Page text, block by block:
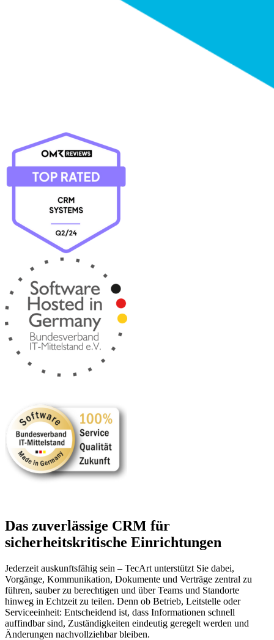
Das zuverlässige CRM für
sicherheitskritische Einrichtungen
Jederzeit auskunftsfähig sein – TecArt unterstützt Sie dabei,
Vorgänge, Kommunikation, Dokumente und Verträge zentral zu
führen, sauber zu berechtigen und über Teams und Standorte
hinweg in Echtzeit zu teilen. Denn ob Betrieb, Leitstelle oder
Serviceeinheit: Entscheidend ist, dass Informationen schnell
auffindbar sind, Zuständigkeiten eindeutig geregelt werden und
Änderungen nachvollziehbar bleiben.